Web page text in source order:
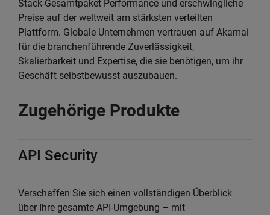
Stack-Gesamtpaket Performance und erschwingliche
Preise auf der weltweit am stärksten verteilten
Plattform. Globale Unternehmen vertrauen auf Akamai
für die branchenführende Zuverlässigkeit,
Skalierbarkeit und Expertise, die sie benötigen, um ihr
Geschäft selbstbewusst auszubauen.
Zugehörige Produkte
API Security
Verschaffen Sie sich einen vollständigen Überblick
über Ihre gesamte API-Umgebung – mit